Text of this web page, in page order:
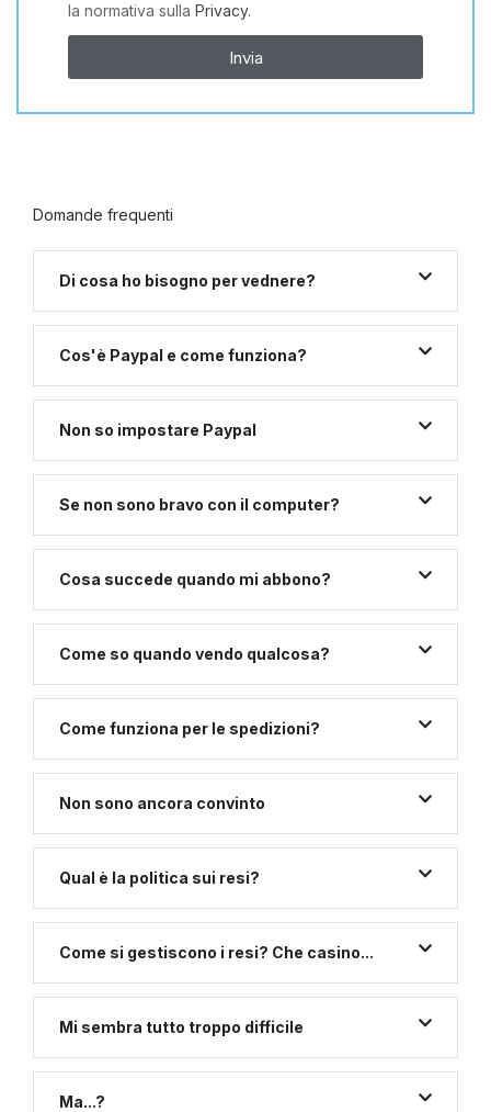
la normativa sulla Privacy.
Invia
Domande frequenti
Di cosa ho bisogno per vednere?
Cos'è Paypal e come funziona?
Non so impostare Paypal
Se non sono bravo con il computer?
Cosa succede quando mi abbono?
Come so quando vendo qualcosa?
Come funziona per le spedizioni?
Non sono ancora convinto
Qual è la politica sui resi?
Come si gestiscono i resi? Che casino...
Mi sembra tutto troppo difficile
Ma...?